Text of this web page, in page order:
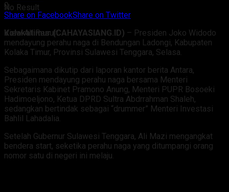
No Result
View All Result
0
Share on FacebookShare on Twitter
Kolakatimur (CAHAYASIANG.ID) – Presiden Joko Widodo
mendayung perahu naga di Bendungan Ladongi, Kabupaten
Kolaka Timur, Provinsi Sulawesi Tenggara, Selasa.
Sebagaimana dikutip dari laporan kantor berita Antara,
Presiden mendayung perahu naga bersama Menteri
Sekretaris Kabinet Pramono Anung, Menteri PUPR Bosoeki
Hadimoeljono, Ketua DPRD Sultra Abdrrahman Shaleh,
sedangkan bertindak sebagai “drummer” Menteri Investasi
Bahlil Lahadalia.
Setelah Gubernur Sulawesi Tenggara, Ali Mazi mengangkat
bendera start, seketika perahu naga yang ditumpangi orang
nomor satu di negeri ini melaju.